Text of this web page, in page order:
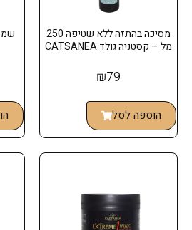
מסיכה בהתזה ללא שטיפה 250
מל – קסטניה גולד CATSANEA
₪79
הוספה לסל